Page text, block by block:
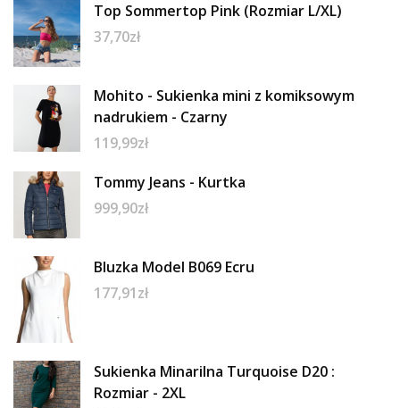
Top Sommertop Pink (Rozmiar L/XL)
37,70zł
Mohito - Sukienka mini z komiksowym
nadrukiem - Czarny
119,99zł
Tommy Jeans - Kurtka
999,90zł
Bluzka Model B069 Ecru
177,91zł
Sukienka Minarilna Turquoise D20 :
Rozmiar - 2XL